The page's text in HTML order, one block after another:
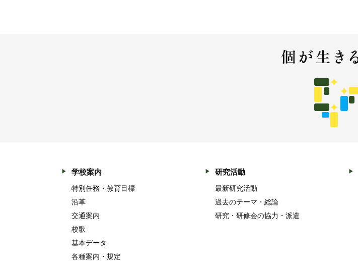
学校案内
特別任務・教育目標
沿革
交通案内
校歌
基本データ
各種案内・規定
研究活動
最新研究活動
過去のテーマ・総論
研究・研修会の協力・派遣